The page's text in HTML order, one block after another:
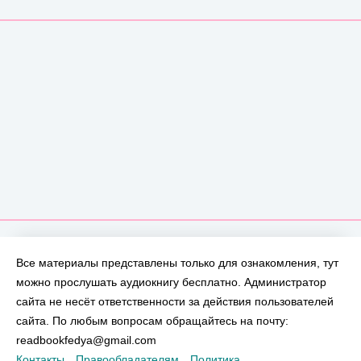
Все материалы представлены только для ознакомления, тут
можно прослушать аудиокнигу бесплатно. Администратор
сайта не несёт ответственности за действия пользователей
сайта. По любым вопросам обращайтесь на почту:
readbookfedya@gmail.com